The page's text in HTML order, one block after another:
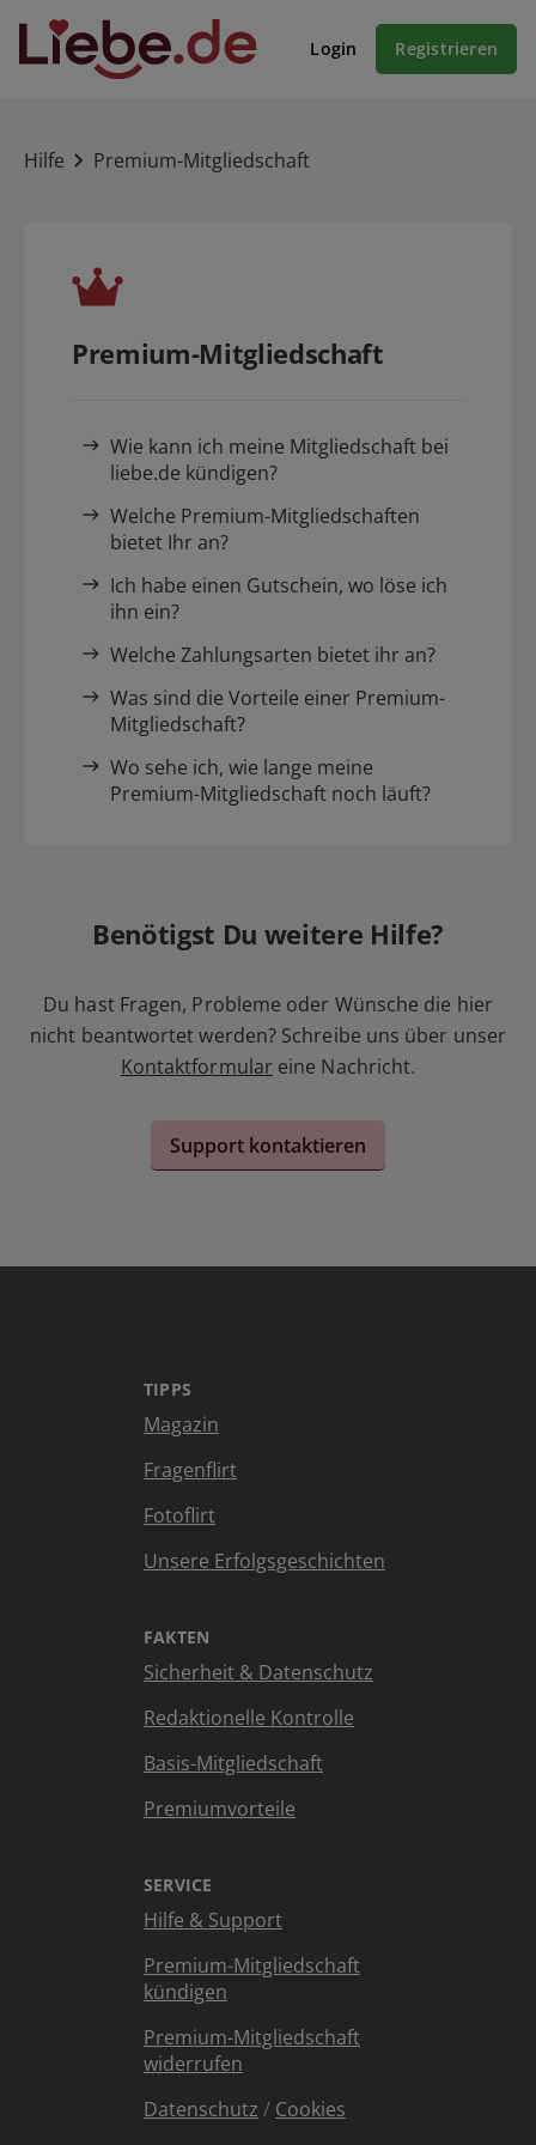
Login Registrieren
Hilfe Premium-Mitgliedschaft
Premium-Mitgliedschaft
Wie kann ich meine Mitgliedschaft bei
liebe.de kündigen?
Welche Premium-Mitgliedschaften
bietet Ihr an?
Ich habe einen Gutschein, wo löse ich
ihn ein?
Welche Zahlungsarten bietet ihr an?
Was sind die Vorteile einer Premium-
Mitgliedschaft?
Wo sehe ich, wie lange meine
Premium-Mitgliedschaft noch läuft?
Benötigst Du weitere Hilfe?
Du hast Fragen, Probleme oder Wünsche die hier
nicht beantwortet werden? Schreibe uns über unser
Kontaktformular eine Nachricht.
Support kontaktieren
TIPPS
Magazin
Fragenflirt
Fotoflirt
Unsere Erfolgsgeschichten
FAKTEN
Sicherheit & Datenschutz
Redaktionelle Kontrolle
Basis-Mitgliedschaft
Premiumvorteile
SERVICE
Hilfe & Support
Premium-Mitgliedschaft
kündigen
Premium-Mitgliedschaft
widerrufen
Datenschutz / Cookies